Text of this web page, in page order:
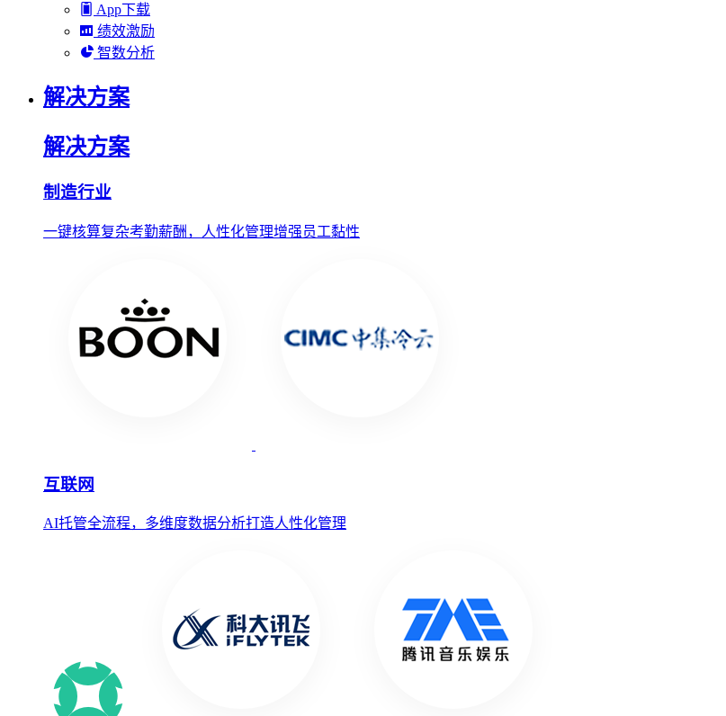
App下载
绩效激励
智数分析
解决方案
解决方案
制造行业
一键核算复杂考勤薪酬，人性化管理增强员工黏性
互联网
AI托管全流程，多维度数据分析打造人性化管理